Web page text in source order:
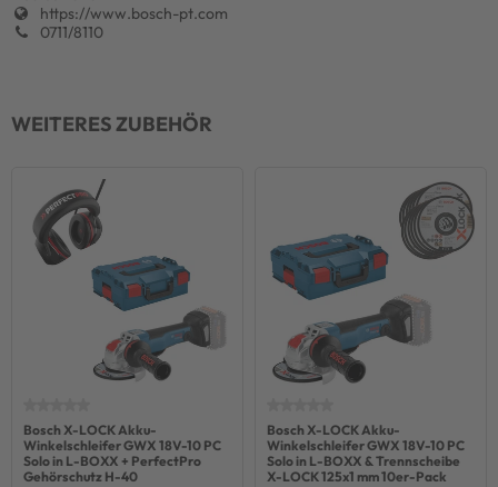
https://www.bosch-pt.com
0711/8110
WEITERES ZUBEHÖR
Bosch X-LOCK Akku-
Winkelschleifer GWX 18V-10 PC
Solo in L-BOXX + PerfectPro
Gehörschutz H-40
Bosch X-LOCK Akku-
Winkelschleifer GWX 18V-10 PC
Solo in L-BOXX & Trennscheibe
X-LOCK 125x1 mm 10er-Pack